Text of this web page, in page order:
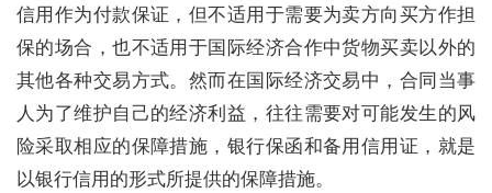
信用作为付款保证，但不适用于需要为卖方向买方作担
保的场合，也不适用于国际经济合作中货物买卖以外的
其他各种交易方式。然而在国际经济交易中，合同当事
人为了维护自己的经济利益，往往需要对可能发生的风
险采取相应的保障措施，银行保函和备用信用证，就是
以银行信用的形式所提供的保障措施。